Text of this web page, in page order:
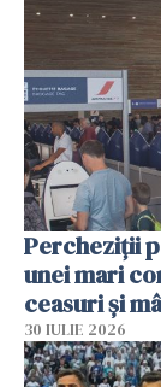
Percheziții
unei mari
ceasuri și
30 IULIE 2026